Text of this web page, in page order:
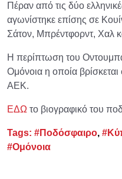
Πέραν από τις δύο
αγωνίστηκε επίσης σε
Σάτον, Μπρέντφορντ, Χαλ
Η περίπτωση του
Ομόνοια η οποία βρίσκεται
ΑΕΚ.
ΕΔΩ το βιογραφικό του
Tags: #Ποδόσφαιρο,
#Ομόνοια